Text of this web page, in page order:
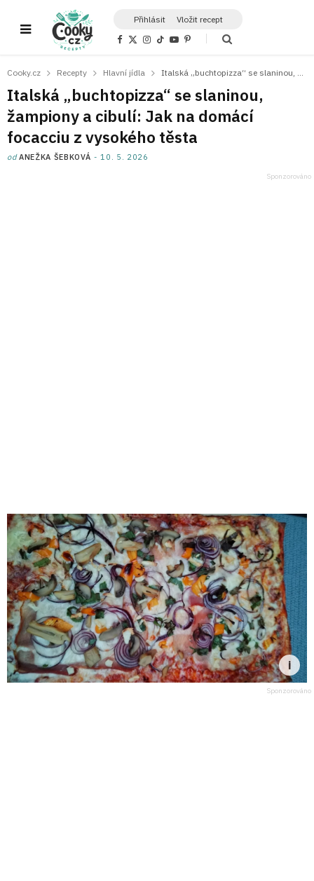
Přihlásit Vložit recept
F
b
o
k
X
i
t
e
r
)
I
a
r
a
m
T
o
Y
u
e
P
e
e
s
t
Cooky.cz Recepty Hlavní jídla
Italská „buchtopizza“ se slaninou,
žampiony a cibulí: Jak na domácí
focacciu z vysokého těsta
odANEŽKA ŠEBKOVÁ 10. 5. 2026